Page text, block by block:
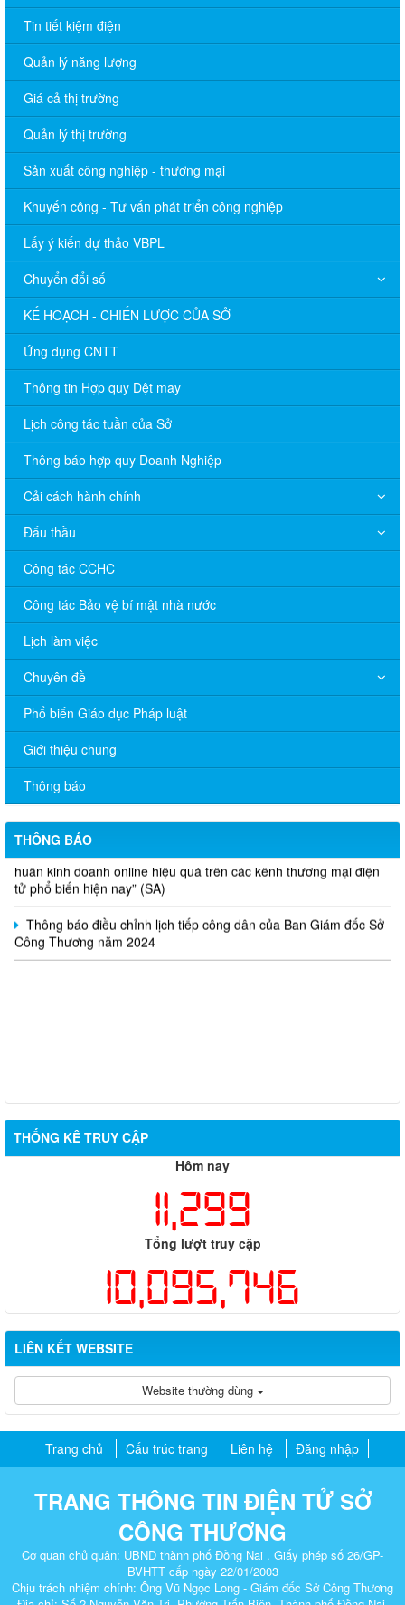
Tin tiết kiệm điện
Quản lý năng lượng
Giá cả thị trường
Quản lý thị trường
Sản xuất công nghiệp - thương mại
Khuyến công - Tư vấn phát triển công nghiệp
Lấy ý kiến dự thảo VBPL
Chuyển đổi số
KẾ HOẠCH - CHIẾN LƯỢC CỦA SỞ
Ứng dụng CNTT
Thông tin Hợp quy Dệt may
Lịch công tác tuần của Sở
Thông báo hợp quy Doanh Nghiệp
Cải cách hành chính
Đấu thầu
Công tác CCHC
Công tác Bảo vệ bí mật nhà nước
Lịch làm việc
Chuyên đề
Phổ biến Giáo dục Pháp luật
Giới thiệu chung
Thông báo
THÔNG BÁO
V/v đề nghị báo cáo hệ thống phân phối, nhãn hiệu hàng hóa
và hoạt động mua bán khí trên địa bàn tỉnh năm 2025 (nhắc lần
2).
Thông báo bán thanh lý tài sản công theo hình thức chỉ định
Thông báo lựa chọn nhà thầu thực hiện gói thầu: “tổ chức tập
huấn kinh doanh online hiệu quả trên các kênh thương mại điện
tử phổ biến hiện nay” (SA)
Thông báo điều chỉnh lịch tiếp công dân của Ban Giám đốc Sở
Công Thương năm 2024
THỐNG KÊ TRUY CẬP
Hôm nay
11,299
Tổng lượt truy cập
10,095,746
LIÊN KẾT WEBSITE
Website thường dùng
Trang chủ Cấu trúc trang Liên hệ Đăng nhập
TRANG THÔNG TIN ĐIỆN TỬ SỞ
CÔNG THƯƠNG
Cơ quan chủ quản: UBND thành phố Đồng Nai . Giấy phép số 26/GP-
BVHTT cấp ngày 22/01/2003
Chịu trách nhiệm chính: Ông Vũ Ngọc Long - Giám đốc Sở Công Thương